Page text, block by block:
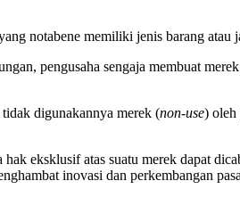
notabene memiliki jenis barang atau
pengusaha sengaja membuat
digunakannya merek (non-use) oleh
eksklusif atas suatu merek dapat
inovasi dan perkembangan